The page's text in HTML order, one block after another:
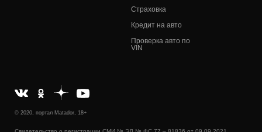
Страховка
Кредит на авто
Проверка авто по
VIN
© 2020, портал Matador, 18+